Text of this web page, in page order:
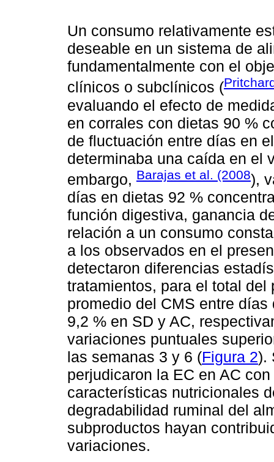
Un consumo relativamente
deseable en un sistema de
fundamentalmente con el
clínicos o subclínicos (
evaluando el efecto de
en corrales con dietas 90 %
de fluctuación entre días en
determinaba una caída en el
embargo, Barajas et al. (2008),
días en dietas 92 %
función digestiva, ganancia
relación a un consumo
a los observados en el
detectaron diferencias
tratamientos, para el total
promedio del CMS entre
9,2 % en SD y AC,
variaciones puntuales
las semanas 3 y 6 (Figura 2).
perjudicaron la EC en AC
características nutricionales
degradabilidad ruminal del
subproductos hayan
variaciones.